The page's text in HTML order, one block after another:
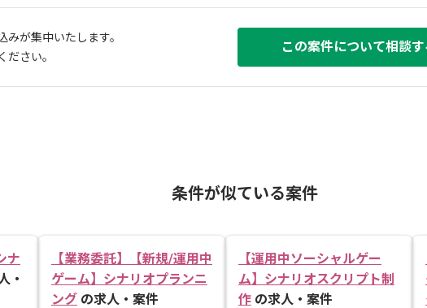
みが集中いたします。
ださい。
この案件について相談す
条件が似ている案件
ナ
・
【業務委託】【新規/運用中
ゲーム】シナリオプランニ
ング の求人・案件
【運用中ソーシャルゲー
ム】シナリオスクリプト制
作 の求人・案件